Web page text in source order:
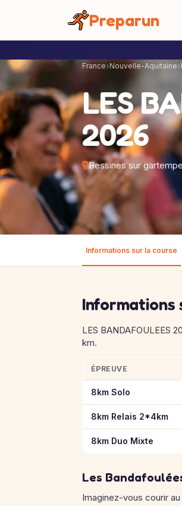
Preparun
France Nouvelle-Aquitaine
LES
2026
Bessines sur
Informations sur la course
Informations
LES BANDAFOULEES
km.
Informations clés des
ÉPREUVE
8km Solo
8km Relais 2*4km
8km Duo Mixte
Les
Imaginez-vous courir